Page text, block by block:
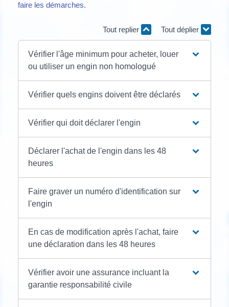
faire les démarches.
Tout replier Tout déplier
Vérifier l'âge minimum pour acheter, louer
ou utiliser un engin non homologué
Vérifier quels engins doivent être déclarés
Vérifier qui doit déclarer l'engin
Déclarer l'achat de l'engin dans les 48
heures
Faire graver un numéro d'identification sur
l'engin
En cas de modification après l'achat, faire
une déclaration dans les 48 heures
Vérifier avoir une assurance incluant la
garantie responsabilité civile